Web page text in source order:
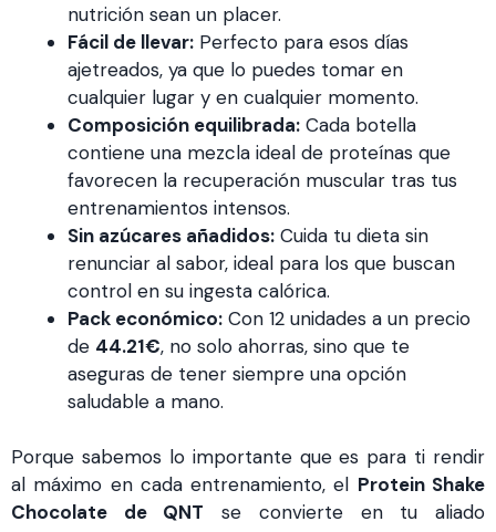
nutrición sean un placer.
Fácil de llevar: Perfecto para esos días
ajetreados, ya que lo puedes tomar en
cualquier lugar y en cualquier momento.
Composición equilibrada: Cada botella
contiene una mezcla ideal de proteínas que
favorecen la recuperación muscular tras tus
entrenamientos intensos.
Sin azúcares añadidos: Cuida tu dieta sin
renunciar al sabor, ideal para los que buscan
control en su ingesta calórica.
Pack económico: Con 12 unidades a un precio
de 44.21€, no solo ahorras, sino que te
aseguras de tener siempre una opción
saludable a mano.
Porque sabemos lo importante que es para ti rendir
al máximo en cada entrenamiento, el Protein Shake
Chocolate de QNT se convierte en tu aliado